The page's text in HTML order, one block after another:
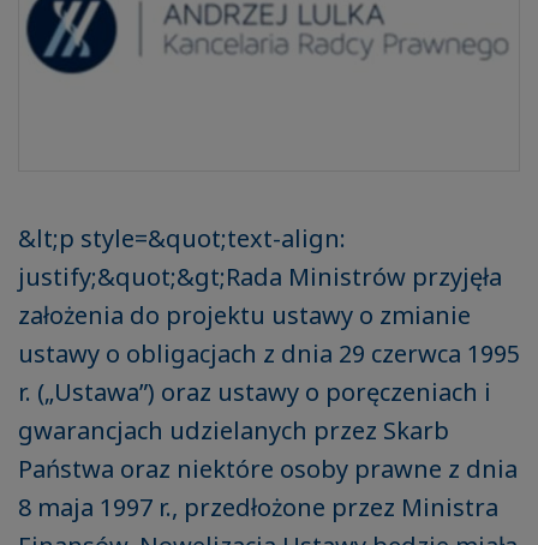
&lt;p style=&quot;text-align:
justify;&quot;&gt;Rada Ministrów przyjęła
założenia do projektu ustawy o zmianie
ustawy o obligacjach z dnia 29 czerwca 1995
r. („Ustawa”) oraz ustawy o poręczeniach i
gwarancjach udzielanych przez Skarb
Państwa oraz niektóre osoby prawne z dnia
8 maja 1997 r., przedłożone przez Ministra